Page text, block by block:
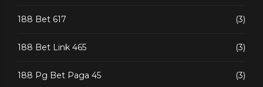
188 Bet 617 (3)
188 Bet Link 465 (3)
188 Pg Bet Paga 45 (3)